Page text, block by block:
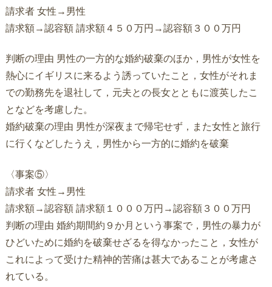
請求者 女性→男性
請求額→認容額 請求額４５０万円→認容額３００万円
判断の理由 男性の一方的な婚約破棄のほか，男性が女性を
熱心にイギリスに来るよう誘っていたこと，女性がそれま
での勤務先を退社して，元夫との長女とともに渡英したこ
となどを考慮した。
婚約破棄の理由 男性が深夜まで帰宅せず，また女性と旅行
に行くなどしたうえ，男性から一方的に婚約を破棄
〈事案⑤〉
請求者 女性→男性
請求額→認容額 請求額１０００万円→認容額３００万円
判断の理由 婚約期間約９か月という事案で，男性の暴力が
ひどいために婚約を破棄せざるを得なかったこと，女性が
これによって受けた精神的苦痛は甚大であることが考慮さ
れている。